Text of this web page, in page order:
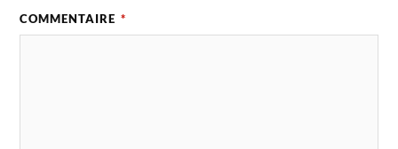
COMMENTAIRE *